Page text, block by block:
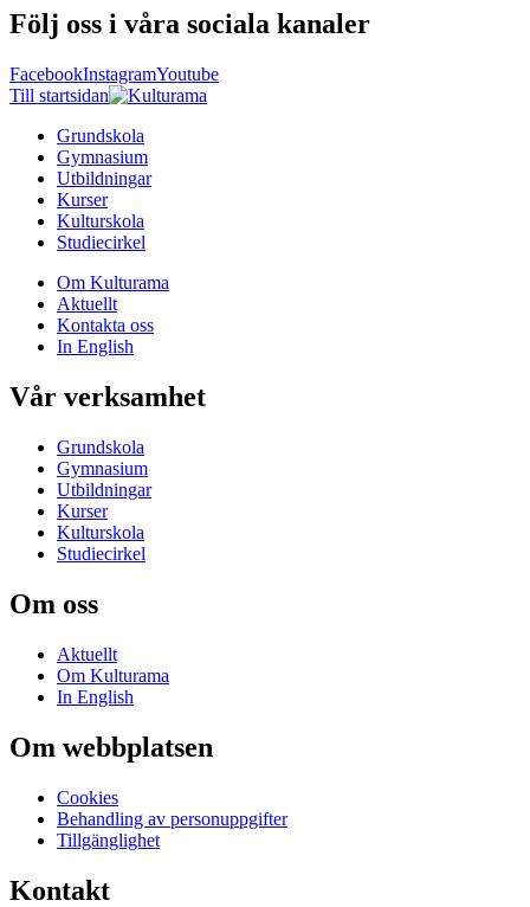
Följ oss i våra sociala kanaler
FacebookInstagramYoutube
Till startsidan
Grundskola
Gymnasium
Utbildningar
Kurser
Kulturskola
Studiecirkel
Om Kulturama
Aktuellt
Kontakta oss
In English
Vår verksamhet
Grundskola
Gymnasium
Utbildningar
Kurser
Kulturskola
Studiecirkel
Om oss
Aktuellt
Om Kulturama
In English
Om webbplatsen
Cookies
Behandling av personuppgifter
Tillgänglighet
Kontakt